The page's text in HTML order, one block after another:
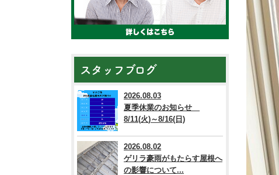
スタッフブログ
2026.08.03
夏季休業のお知らせ
8/11(火)～8/16(日)
2026.08.02
ゲリラ豪雨がもたらす屋根へ
の影響について...